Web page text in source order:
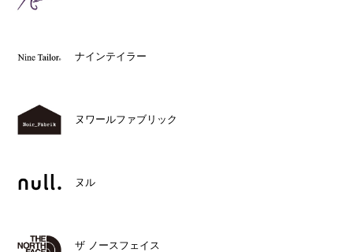
ナインテイラー
ヌワールファブリック
ヌル
ザ ノースフェイス